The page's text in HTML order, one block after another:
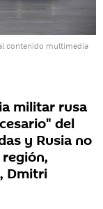
contenido multimedia
militar rusa
del
y Rusia no
Dmitri